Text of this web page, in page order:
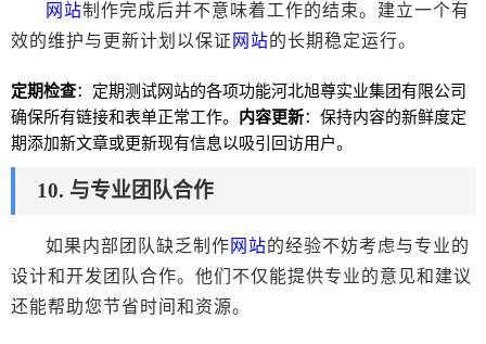
网站制作完成后并不意味着工作的结束。建立一个有
效的维护与更新计划以保证 网站的长期稳定运行。
定期检查：定期测试网站的各项功能河北旭尊实业集团有限公司
确保所有链接和表单正常工作。 内容更新：保持内容的新鲜度定
期添加新文章或更新现有信息以吸引回访用户。
10. 与专业团队合作
如果内部团队缺乏制作 网站的经验不妨考虑与专业的
设计和开发团队合作。他们不仅能提供专业的意见和建议
还能帮助您节省时间和资源。